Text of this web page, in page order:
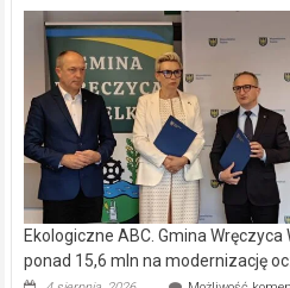
Ekologiczne ABC. Gmina
ponad 15,6 mln na modernizację